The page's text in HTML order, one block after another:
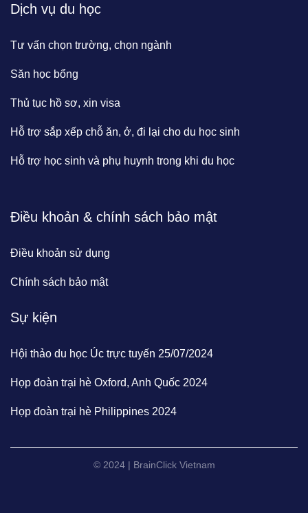
Dịch vụ du học
Tư vấn chọn trường, chọn ngành
Săn học bổng
Thủ tục hồ sơ, xin visa
Hỗ trợ sắp xếp chỗ ăn, ở, đi lại cho du học sinh
Hỗ trợ học sinh và phụ huynh trong khi du học
Điều khoản & chính sách bảo mật
Điều khoản sử dụng
Chính sách bảo mật
Sự kiện
Hội thảo du học Úc trực tuyến 25/07/2024
Họp đoàn trại hè Oxford, Anh Quốc 2024
Họp đoàn trại hè Philippines 2024
© 2024 | BrainClick Vietnam